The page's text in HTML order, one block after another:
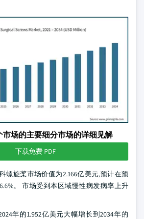
市场的主要细分市场的详细见解
下载免费 PDF
螺旋桨市场价值为2.166亿美元,预计在预
。 市场受到本区域慢性病发病率上升
年的1.952亿美元大幅增长到2034年的